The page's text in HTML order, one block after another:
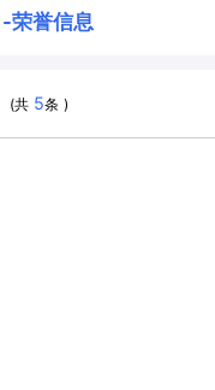
-荣誉信息
(共 5条 )